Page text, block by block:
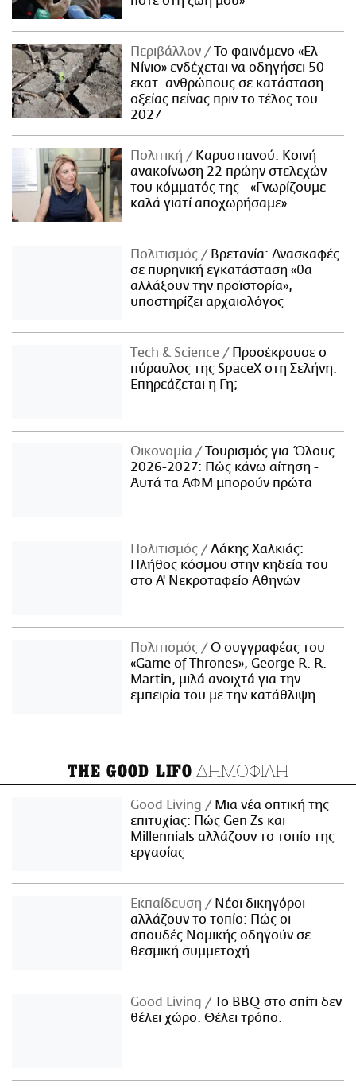
Περιβάλλον
Το φαινόμενο «Ελ
Νίνιο» ενδέχεται να οδηγήσει 50
εκατ. ανθρώπους σε κατάσταση
οξείας πείνας πριν το τέλος του
2027
Πολιτική
Καρυστιανού: Κοινή
ανακοίνωση 22 πρώην στελεχών
του κόμματός της - «Γνωρίζουμε
καλά γιατί αποχωρήσαμε»
Πολιτισμός
Βρετανία: Ανασκαφές
σε πυρηνική εγκατάσταση «θα
αλλάξουν την προϊστορία»,
υποστηρίζει αρχαιολόγος
Τech & Science
Προσέκρουσε ο
πύραυλος της SpaceX στη Σελήνη:
Επηρεάζεται η Γη;
Οικονομία
Τουρισμός για Όλους
2026-2027: Πώς κάνω αίτηση -
Αυτά τα ΑΦΜ μπορούν πρώτα
Πολιτισμός
Λάκης Χαλκιάς:
Πλήθος κόσμου στην κηδεία του
στο Α' Νεκροταφείο Αθηνών
Πολιτισμός
Ο συγγραφέας του
«Game of Thrones», George R. R.
Martin, μιλά ανοιχτά για την
εμπειρία του με την κατάθλιψη
THE GOOD LIFO ΔΗΜΟΦΙΛΗ
Good Living
Μια νέα οπτική της
επιτυχίας: Πώς Gen Zs και
Millennials αλλάζουν το τοπίο της
εργασίας
Εκπαίδευση
Νέοι δικηγόροι
αλλάζουν το τοπίο: Πώς οι
σπουδές Νομικής οδηγούν σε
θεσμική συμμετοχή
Good Living
Το BBQ στο σπίτι δεν
θέλει χώρο. Θέλει τρόπο.